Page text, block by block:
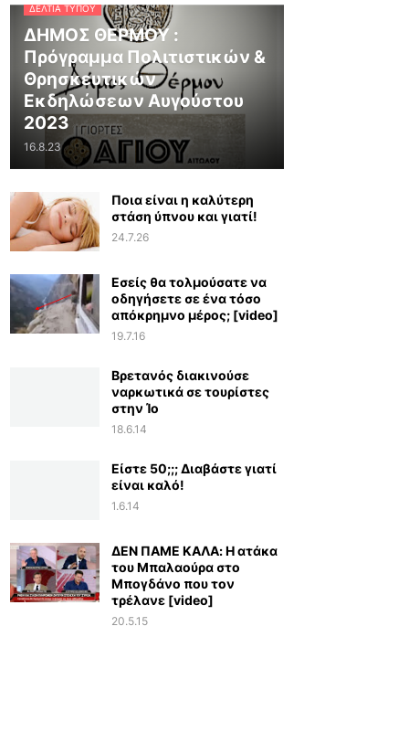
ΔΕΛΤΊΑ ΤΎΠΟΥ
ΔΗΜΟΣ ΘΕΡΜΟΥ :
Πρόγραμμα Πολιτιστικών &
Θρησκευτικών
Εκδηλώσεων Αυγούστου
2023
16.8.23
Ποια είναι η καλύτερη
στάση ύπνου και γιατί!
24.7.26
Εσείς θα τολμούσατε να
οδηγήσετε σε ένα τόσο
απόκρημνο μέρος; [video]
19.7.16
Βρετανός διακινούσε
ναρκωτικά σε τουρίστες
στην Ίο
18.6.14
Είστε 50;;; Διαβάστε γιατί
είναι καλό!
1.6.14
ΔΕΝ ΠΑΜΕ ΚΑΛΑ: Η ατάκα
του Μπαλαούρα στο
Μπογδάνο που τον
τρέλανε [video]
20.5.15